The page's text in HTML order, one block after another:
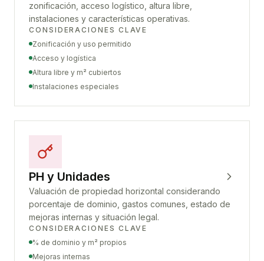
zonificación, acceso logístico, altura libre,
instalaciones y características operativas.
CONSIDERACIONES CLAVE
Zonificación y uso permitido
Acceso y logística
Altura libre y m² cubiertos
Instalaciones especiales
PH y Unidades
Valuación de propiedad horizontal considerando
porcentaje de dominio, gastos comunes, estado de
mejoras internas y situación legal.
CONSIDERACIONES CLAVE
% de dominio y m² propios
Mejoras internas